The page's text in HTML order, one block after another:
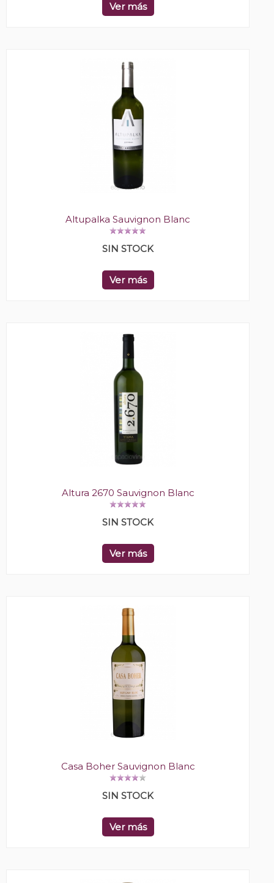
Ver más
Altupalka Sauvignon Blanc
SIN STOCK
Ver más
Altura 2670 Sauvignon Blanc
SIN STOCK
Ver más
Casa Boher Sauvignon Blanc
SIN STOCK
Ver más